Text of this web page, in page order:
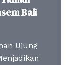
Bali
Ujung